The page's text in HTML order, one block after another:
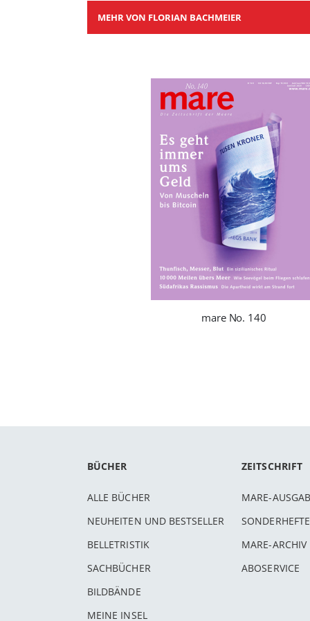
MEHR VON FLORIAN BACHMEIER
mare No. 140
BÜCHER
ALLE BÜCHER
NEUHEITEN UND BESTSELLER
BELLETRISTIK
SACHBÜCHER
BILDBÄNDE
MEINE INSEL
ZEITSCHRIFT
MARE-
SONDERHEFTE
MARE-ARCHIV
ABOSERVICE